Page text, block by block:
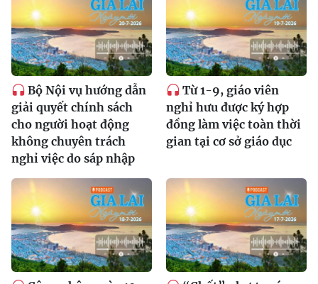
Bộ Nội vụ hướng dẫn
giải quyết chính sách
cho người hoạt động
không chuyên trách
nghỉ việc do sáp nhập
Từ 1-9, giáo viên
nghỉ hưu được ký hợp
đồng làm việc toàn thời
gian tại cơ sở giáo dục